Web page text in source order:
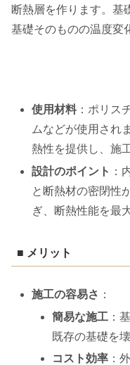
断熱層を作ります。基
基礎そのものの温度変
使用材料：ポリス
ムなどが使用され
熱性を提供し、施
設計のポイント ：
と断熱材の密閉性
ぎ、断熱性能を最
■ メリット
施工の容易さ ：
簡易な施工 ：
既存の基礎を
コスト効率 ：